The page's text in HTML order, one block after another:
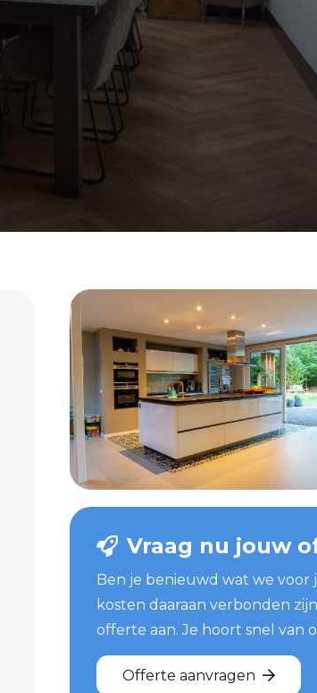
Vraag nu jouw
Ben je benieuwd wat we
kosten daaraan verbonden
offerte aan. Je hoort snel van
Offerte aanvragen